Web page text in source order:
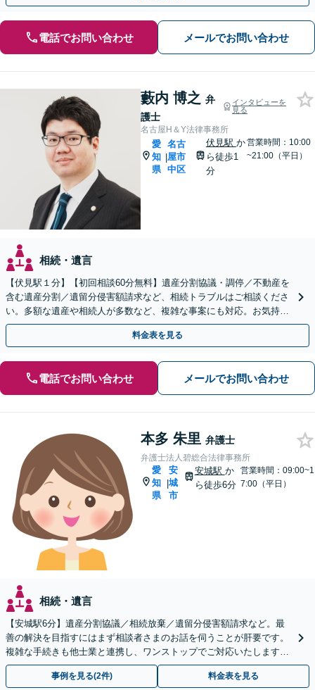
電話でお問い合わせ メールでお問い合わせ
藪内 博之 弁
護士
インタビューを
見る
名古屋H＆Y法律事務所
愛
知
県
|
名古
屋市
中区
伏見駅 か
ら徒歩1
分
営業時間：10:00
~21:00（平日）
相続・遺言
【伏見駅１分】【初回相談60分無料】遺産分割協議・調停／不動産を
含む遺産分割／遺留分侵害額請求など、相続トラブルはご相談くださ
い。多額な遺産や相続人が多数など、複雑な事案にも対応。お気持ち
やご意向に寄り添いながら、最善の解決を目指します
料金表を見る
電話でお問い合わせ メールでお問い合わせ
本多 朱里 弁護士
弁護士法人碧総合法律事務所
愛
知
県
|
安
城
市
安城駅 か
ら徒歩6分
営業時間：09:00~1
7:00（平日）
相続・遺言
【安城駅6分】遺産分割協議／相続放棄／遺留分侵害額請求など。最
善の解決を目指すにはまず相談者さまのお話を伺うことが肝要です。
複雑な手続きも他士業と連携し、ワンストップでご対応いたします
【ビデオ面談OK】
事例を見る(2件) 料金表を見る